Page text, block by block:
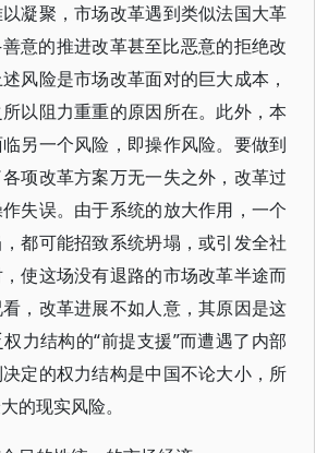
凝聚，市场改革遇到类似法国大革
意的推进改革甚至比恶意的拒绝改
风险是市场改革面对的巨大成本，
以阻力重重的原因所在。此外，本
另一个风险，即操作风险。要做到
项改革方案万无一失之外，改革过
失误。由于系统的放大作用，一个
都可能招致系统坍塌，或引发全社
使这场没有退路的市场改革半途而
，改革进展不如人意，其原因是这
力结构的“前提支援”而遭遇了内部
定的权力结构是中国不论大小，所
的现实风险。